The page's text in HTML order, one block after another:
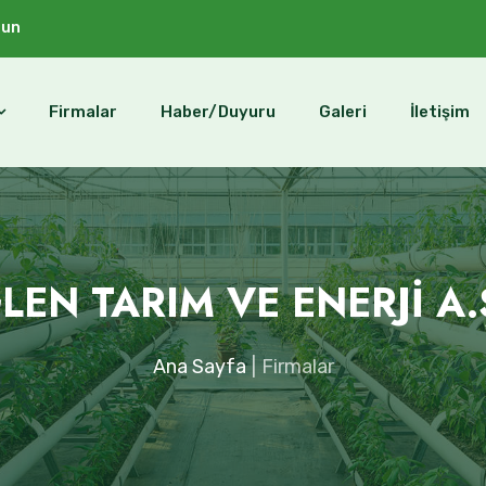
Firmalar Haber/Duyuru Galeri İletişim
TARIM VE ENERJİ
Ana Sayfa Firmalar